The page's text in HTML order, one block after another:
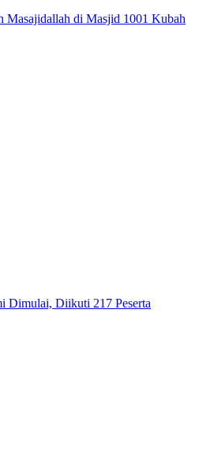
Masajidallah di Masjid 1001 Kubah
Dimulai, Diikuti 217 Peserta